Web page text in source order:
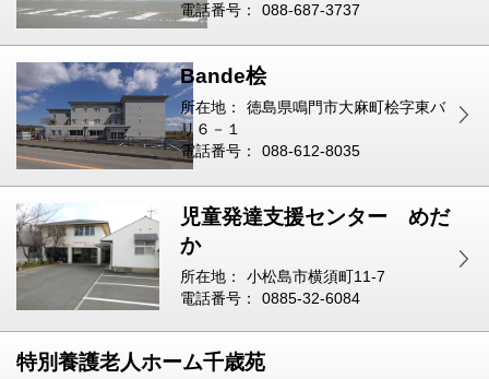
電話番号：
088-687-3737
Bande桧
所在地：
徳島県鳴門市大麻町桧字東バ
リ６－１
電話番号：
088-612-8035
児童発達支援センター めだ
か
所在地：
小松島市横須町11-7
電話番号：
0885-32-6084
特別養護老人ホーム千歳苑